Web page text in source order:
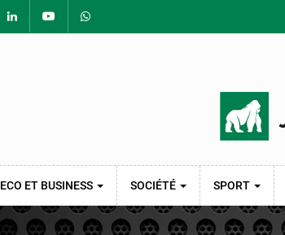
ECO ET BUSINESS SOCIÉTÉ SPORT